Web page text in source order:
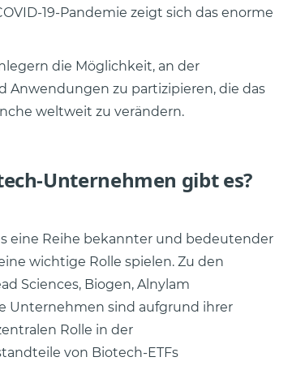
19-Pandemie zeigt sich das enorme
die Möglichkeit, an der
Anwendungen zu partizipieren, die das
weltweit zu verändern.
Unternehmen gibt es?
eine Reihe bekannter und bedeutender
wichtige Rolle spielen. Zu den
Sciences, Biogen, Alnylam
Unternehmen sind aufgrund ihrer
Rolle in der
von Biotech-ETFs